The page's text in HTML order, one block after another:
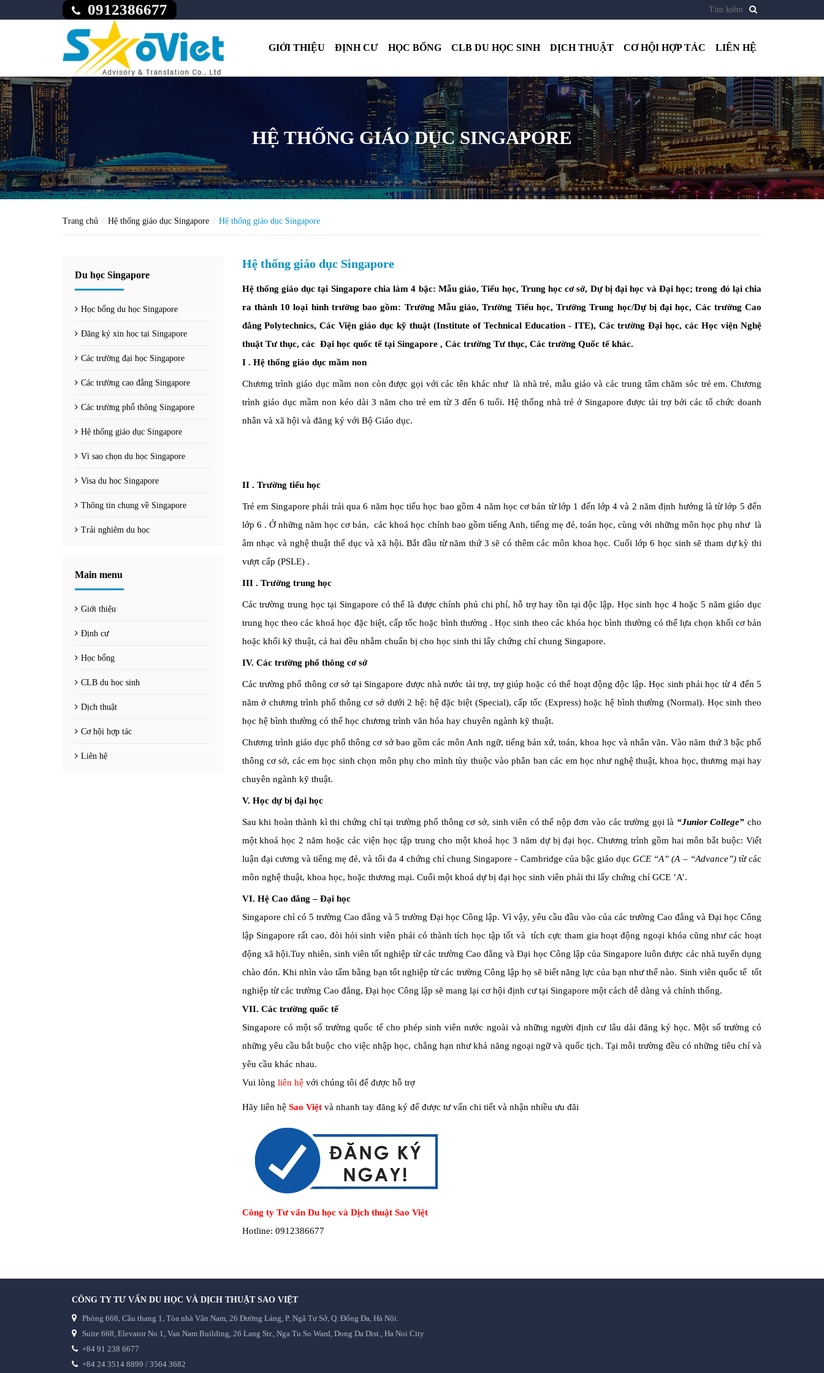
0912386677
GIỚI THIỆU ĐỊNH CƯ HỌC BỔNG CLB DU HỌC SINH DỊCH THUẬT CƠ HỘI HỢP TÁC LIÊN HỆ
HỆ THỐNG GIÁO DỤC SINGAPORE
Trang chủ Hệ thống giáo dục Singapore Hệ thống giáo dục Singapore
Du học Singapore
Học bổng du học Singapore
Đăng ký xin học tại Singapore
Các trường đại học Singapore
Các trường cao đẳng Singapore
Các trường phổ thông Singapore
Hệ thống giáo dục Singapore
Vì sao chọn du học Singapore
Visa du học Singapore
Thông tin chung về Singapore
Trải nghiêm du học
Main menu
Giới thiệu
Định cư
Học bổng
CLB du học sinh
Dịch thuật
Cơ hội hợp tác
Liên hệ
Hệ thống giáo dục Singapore
Hệ thống giáo dục tại Singapore chia làm 4 bậc: Mẫu giáo, Tiểu học, Trung học cơ sở, Dự bị đại học và Đại học; trong đó lại chia
ra thành 10 loại hình trường bao gồm: Trường Mẫu giáo, Trường Tiểu học, Trường Trung học/Dự bị đại học, Các trường Cao
đẳng Polytechnics, Các Viện giáo dục kỹ thuật (Institute of Technical Education - ITE), Các trường Đại học, các Học viện Nghệ
thuật Tư thục, các Đại học quốc tế tại Singapore , Các trường Tư thục, Các trường Quốc tế khác.
I . Hệ thống giáo dục mầm non
Chương trình giáo dục mầm non còn được gọi với các tên khác như là nhà trẻ, mẫu giáo và các trung tâm chăm sóc trẻ em. Chương
trình giáo dục mầm non kéo dài 3 năm cho trẻ em từ 3 đến 6 tuổi. Hệ thống nhà trẻ ở Singapore được tài trợ bởi các tổ chức doanh
nhân và xã hội và đăng ký với Bộ Giáo dục.
II . Trường tiểu học
Trẻ em Singapore phải trải qua 6 năm học tiểu học bao gồm 4 năm học cơ bản từ lớp 1 đến lớp 4 và 2 năm định hướng là từ lớp 5 đến
lớp 6 . Ở những năm học cơ bản, các khoá học chính bao gồm tiếng Anh, tiếng mẹ đẻ, toán học, cùng với những môn học phụ như là
âm nhạc và nghệ thuật thể dục và xã hội. Bắt đầu từ năm thứ 3 sẽ có thêm các môn khoa học. Cuối lớp 6 học sinh sẽ tham dự kỳ thi
vượt cấp (PSLE) .
III . Trường trung học
Các trường trung học tại Singapore có thể là được chính phủ chi phí, hỗ trợ hay tồn tại độc lập. Học sinh học 4 hoặc 5 năm giáo dục
trung học theo các khoá học đặc biệt, cấp tốc hoặc bình thường . Học sinh theo các khóa học bình thường có thể lựa chọn khối cơ bản
hoặc khối kỹ thuật, cả hai đều nhằm chuẩn bị cho học sinh thi lấy chứng chỉ chung Singapore.
IV. Các trường phổ thông cơ sở
Các trường phổ thông cơ sở tại Singapore được nhà nước tài trợ, trợ giúp hoặc có thể hoạt động độc lập. Học sinh phải học từ 4 đến 5
năm ở chương trình phổ thông cơ sở dưới 2 hệ: hệ đặc biệt (Special), cấp tốc (Express) hoặc hệ bình thường (Normal). Học sinh theo
học hệ bình thường có thể học chương trình văn hóa hay chuyên ngành kỹ thuật.
Chương trình giáo dục phổ thông cơ sở bao gồm các môn Anh ngữ, tiếng bản xứ, toán, khoa học và nhân văn. Vào năm thứ 3 bậc phổ
thông cơ sở, các em học sinh chọn môn phụ cho mình tùy thuộc vào phân ban các em học như nghệ thuật, khoa học, thương mại hay
chuyên ngành kỹ thuật.
V. Học dự bị đại học
Sau khi hoàn thành kì thi chứng chỉ tại trường phổ thông cơ sở, sinh viên có thể nộp đơn vào các trường gọi là “Junior College”cho
một khoá học 2 năm hoặc các viện học tập trung cho một khoá học 3 năm dự bị đại học. Chương trình gồm hai môn bắt buộc: Viết
luận đại cương và tiếng mẹ đẻ, và tối đa 4 chứng chỉ chung Singapore - Cambridge của bậc giáo dụcGCE “A” (A – “Advance”) từ các
môn nghệ thuật, khoa học, hoặc thương mại. Cuối một khoá dự bị đại học sinh viên phải thi lấy chứng chỉ GCE ’A’.
VI. Hệ Cao đẳng – Đại học
Singapore chỉ có 5 trường Cao đẳng và 5 trường Đại học Công lập. Vì vậy, yêu cầu đầu vào của các trường Cao đẳng và Đại học Công
lập Singapore rất cao, đòi hỏi sinh viên phải có thành tích học tập tốt và tích cực tham gia hoạt động ngoại khóa cũng như các hoạt
động xã hội.Tuy nhiên, sinh viên tốt nghiệp từ các trường Cao đẳng và Đại học Công lập của Singapore luôn được các nhà tuyển dụng
chào đón. Khi nhìn vào tấm bằng bạn tốt nghiệp từ các trường Công lập họ sẽ biết năng lực của bạn như thế nào. Sinh viên quốc tế tốt
nghiệp từ các trường Cao đẳng, Đại học Công lập sẽ mang lại cơ hội định cư tại Singapore một cách dễ dàng và chính thống.
VII. Các trường quốc tế
Singapore có một số trường quốc tế cho phép sinh viên nước ngoài và những người định cư lâu dài đăng ký học. Một số trường có
những yêu cầu bắt buộc cho việc nhập học, chẳng hạn như khả năng ngoại ngữ và quốc tịch. Tại mỗi trường đều có những tiêu chí và
yêu cầu khác nhau.
Vui lòng liên hệ với chúng tôi để được hỗ trợ
Hãy liên hệ Sao Việtvà nhanh tay đăng ký để được tư vấn chi tiết và nhận nhiều ưu đãi
Công ty Tư vấn Du học và Dịch thuật Sao Việt
Hotline: 0912386677
CÔNG TY TƯ VẤN DU HỌC VÀ DỊCH THUẬT SAO VIỆT
Phòng 668, Cầu thang 1, Tòa nhà Vân Nam, 26 Đường Láng, P. Ngã Tư Sở, Q. Đống Đa, Hà Nội.
Suite 668, Elevator No 1, Van Nam Building, 26 Lang Str., Nga Tu So Ward, Dong Da Dist., Ha Noi City
+84 91 238 6677
+84 24 3514 8899 / 3564 3682